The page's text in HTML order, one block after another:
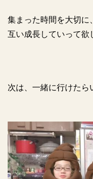
集まった時間を大切に
互い成長していって欲
次は、一緒に行けたら